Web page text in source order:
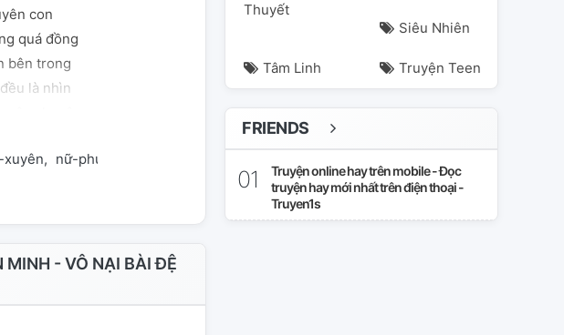
con
quá đồng
bên trong
là nhìn
nhiệm vụ
qua: 1
oan gia vui vẻ
liêu, tang kỳ┃
xuyên nữ-phụ
MINH - VÔ NẠI BÀI ĐỆ
Thuyết
Siêu Nhiên
Tâm Linh Truyện Teen
FRIENDS
Truyện online hay trên mobile - Đọc
truyện hay mới nhất trên điện thoại -
Truyen1s